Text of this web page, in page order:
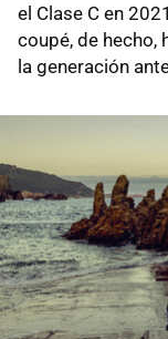
el Clase C en
coupé, de hecho,
la generación